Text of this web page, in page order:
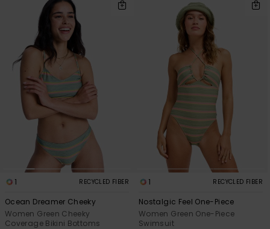
1 RECYCLED FIBER
Ocean Dreamer Cheeky
Women Green Cheeky
Coverage Bikini Bottoms
1 RECYCLED FIBER
Nostalgic Feel One-Piece
Women Green One-Piece
Swimsuit